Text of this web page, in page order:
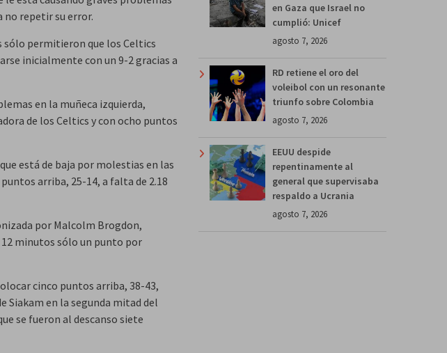
no repetir su error.
permitieron que los Celtics
inicialmente con un 9-2 gracias a
en la muñeca izquierda,
de los Celtics y con ocho puntos
está de baja por molestias en las
arriba, 25-14, a falta de 2.18
por Malcolm Brogdon,
minutos sólo un punto por
cinco puntos arriba, 38-43,
Siakam en la segunda mitad del
se fueron al descanso siete
en Gaza que Israel no
cumplió: Unicef
agosto 7, 2026
RD retiene el oro del
voleibol con un resonante
triunfo sobre Colombia
agosto 7, 2026
EEUU despide
repentinamente al
general que supervisaba
respaldo a Ucrania
agosto 7, 2026